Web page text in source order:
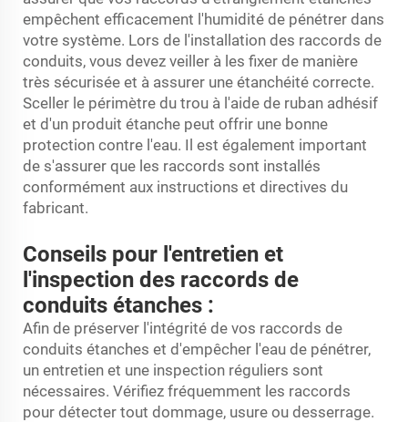
empêchent efficacement l'humidité de pénétrer dans
votre système. Lors de l'installation des raccords de
conduits, vous devez veiller à les fixer de manière
très sécurisée et à assurer une étanchéité correcte.
Sceller le périmètre du trou à l'aide de ruban adhésif
et d'un produit étanche peut offrir une bonne
protection contre l'eau. Il est également important
de s'assurer que les raccords sont installés
conformément aux instructions et directives du
fabricant.
Conseils pour l'entretien et
l'inspection des raccords de
conduits étanches :
Afin de préserver l'intégrité de vos raccords de
conduits étanches et d'empêcher l'eau de pénétrer,
un entretien et une inspection réguliers sont
nécessaires. Vérifiez fréquemment les raccords
pour détecter tout dommage, usure ou desserrage.